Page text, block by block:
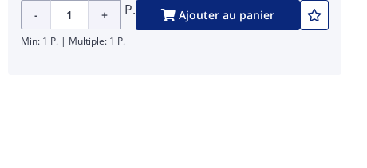
- + P. Ajouter au panier
Min: 1 P. | Multiple: 1 P.